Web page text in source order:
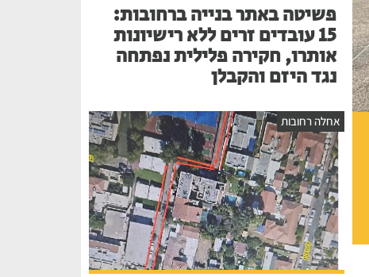
פשיטה באתר בנייה ברחובות:
15 עובדים זרים ללא רישיונות
אותרו, חקירה פלילית נפתחה
נגד היזם והקבלן
אחלה רחובות